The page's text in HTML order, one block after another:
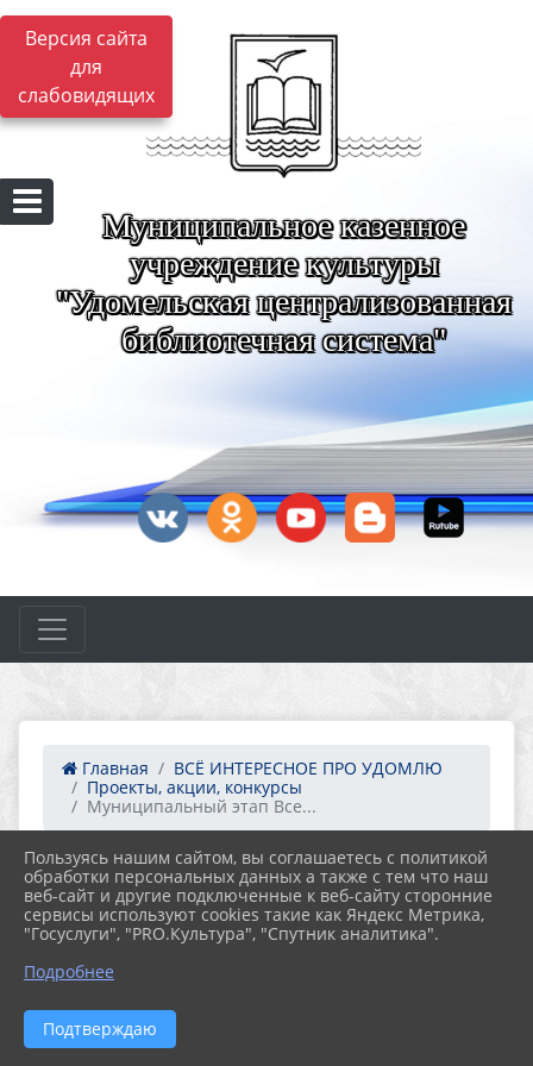
Версия сайта
для
слабовидящих
Муниципальное казенное
учреждение культуры
"Удомельская централизованная
библиотечная система"
Главная
ВСЁ ИНТЕРЕСНОЕ ПРО УДОМЛЮ
Проекты, акции, конкурсы
Муниципальный этап Все...
13.09.2023 16:35 25
МУНИЦИПАЛЬНЫЙ ЭТАП
ВСЕРОССИЙСКОГО ЧЕМПИОНАТА ПО
ФИНАНСОВОЙ ГРАМОТНОСТИ СРЕДИ
ЛИЦ ПЕНСИОННОГО ВОЗРАСТА 2023
Пользуясь нашим сайтом, вы соглашаетесь с политикой
обработки персональных данных а также с тем что наш
веб-сайт и другие подключенные к веб-сайту сторонние
сервисы используют cookies такие как Яндекс Метрика,
"Госуслуги", "PRO.Культура", "Спутник аналитика".
Подробнее
Подтверждаю